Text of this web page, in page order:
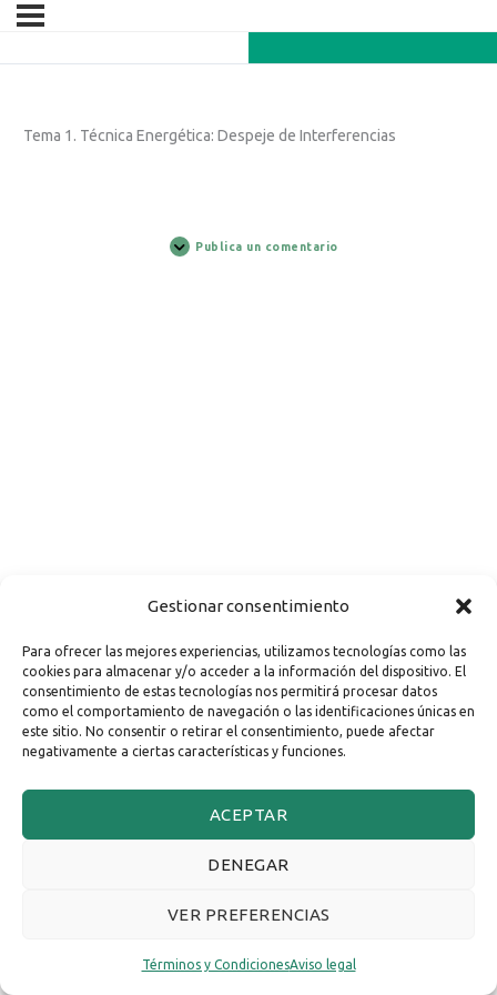
Gestionar consentimiento
Para ofrecer las mejores experiencias, utilizamos tecnologías como las
cookies para almacenar y/o acceder a la información del dispositivo. El
consentimiento de estas tecnologías nos permitirá procesar datos
como el comportamiento de navegación o las identificaciones únicas en
este sitio. No consentir o retirar el consentimiento, puede afectar
negativamente a ciertas características y funciones.
ACEPTAR
DENEGAR
VER PREFERENCIAS
Términos y CondicionesAviso legal
Tema 1. Técnica Energética: Despeje de Interferencias
Publica un comentario